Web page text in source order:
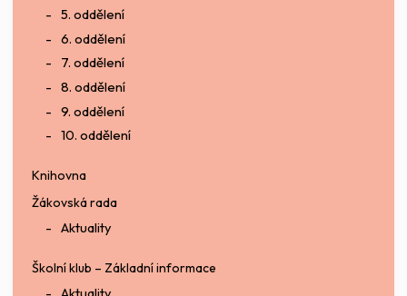
5. oddělení
6. oddělení
7. oddělení
8. oddělení
9. oddělení
10. oddělení
Knihovna
Žákovská rada
Aktuality
Školní klub – Základní informace